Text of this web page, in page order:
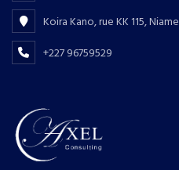
Koira Kano, rue KK 115,
+227 96759529